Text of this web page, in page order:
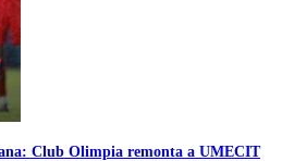
Club Olimpia remonta a UMECIT